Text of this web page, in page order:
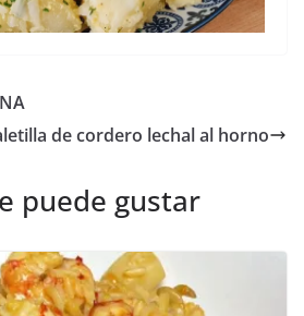
de cordero lechal al horno
puede gustar